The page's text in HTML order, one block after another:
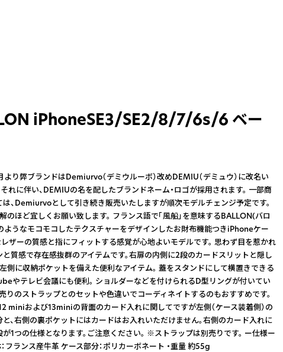
iPhoneSE3/SE2/8/7/6s/6 ベー
り弊ブランドはDemiurvo（デミウルーボ）改めDEMIU（デミュウ）に改名い
それに伴い、DEMIUの名を配したブランドネーム・ロゴが採用されます。 一部商
、Demiurvoとして引き続き販売いたしますが順次モデルチェンジ予定です。
のほど宜しくお願い致します。 フランス語で「風船」を意味するBALLON(バロ
ようなモコモコしたテクスチャーをデザインしたお財布機能つきiPhoneケー
レザーの質感と指にフィットする感覚が心地よいモデルです。 思わず目を惹かれ
と質感で存在感抜群のアイテムです。右扉の内側に2段のカードスリットと隠し
側に収納ポケットを備えた便利なアイテム。 蓋をスタンドにして横置きできる
やテレビ会議にも便利。 ショルダーなどを付けられるD型リングが付いてい
りのストラップとのセットや色違いでコーディネイトするのもおすすめです。
miniおよび13miniの背面のカード入れに関してですが左側（ケース装着側）の
、右側の裏ポケットにはカードはお入れいただけません。右側のカード入れに
1つの仕様となります。ご注意ください。 ※ストラップは別売りです。 ー仕様ー
：フランス産牛革 ケース部分：ポリカーボネート ・重量 約55g